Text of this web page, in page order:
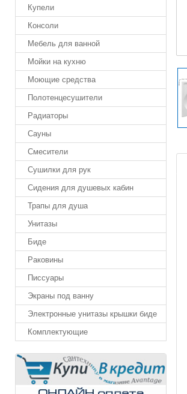
Купели
Консоли
Мебель для ванной
Мойки на кухню
Моющие средства
Полотенцесушители
Радиаторы
Сауны
Смесители
Сушилки для рук
Сидения для душевых кабин
Трапы для душа
Унитазы
Биде
Раковины
Писсуары
Экраны под ванну
Электронные унитазы крышки биде
Комплектующие